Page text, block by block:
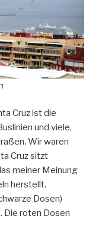
Cruz ist die
und viele,
Wir waren
Cruz sitzt
meiner Meinung
herstellt.
Dosen)
Die roten Dosen